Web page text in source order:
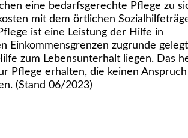
eine bedarfsgerechte Pflege zu
mit dem örtlichen
ist eine Leistung der Hilfe in
Einkommensgrenzen zugrunde
zum Lebensunterhalt liegen. Das
Pflege erhalten, die keinen
(Stand 06/2023)